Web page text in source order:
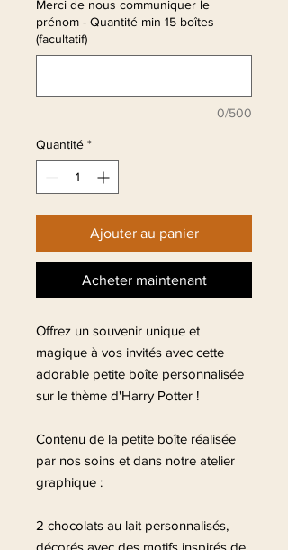
Merci de nous communiquer le
prénom - Quantité min 15 boîtes
(facultatif)
0/500
Quantité *
Ajouter au panier
Acheter maintenant
Offrez un souvenir unique et
magique à vos invités avec cette
adorable petite boîte personnalisée
sur le thème d'Harry Potter !
Contenu de la petite boîte réalisée
par nos soins et dans notre atelier
graphique :
2 chocolats au lait personnalisés,